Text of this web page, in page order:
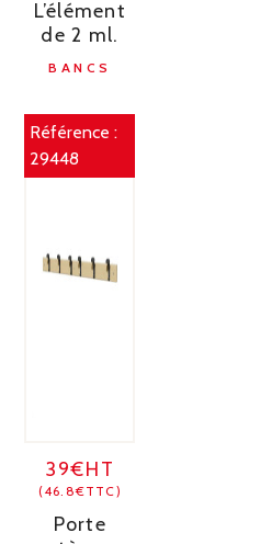
L’élément
de 2 ml.
BANCS
Référence :
29448
39€HT
(46.8€TTC)
Porte